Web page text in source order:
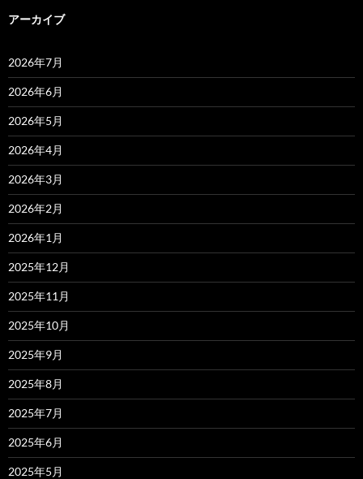
アーカイブ
2026年7月
2026年6月
2026年5月
2026年4月
2026年3月
2026年2月
2026年1月
2025年12月
2025年11月
2025年10月
2025年9月
2025年8月
2025年7月
2025年6月
2025年5月